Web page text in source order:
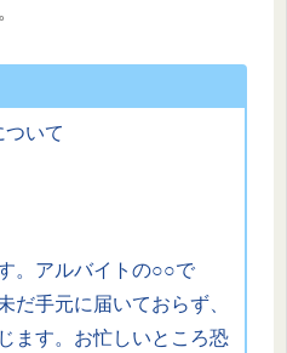
ついて
。アルバイトの○○で
だ手元に届いておらず、
ます。お忙しいところ恐